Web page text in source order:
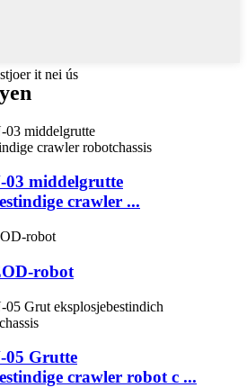
it nei ús
middelgrutte
crawler ...
robot
05 Grutte
crawler robot c ...